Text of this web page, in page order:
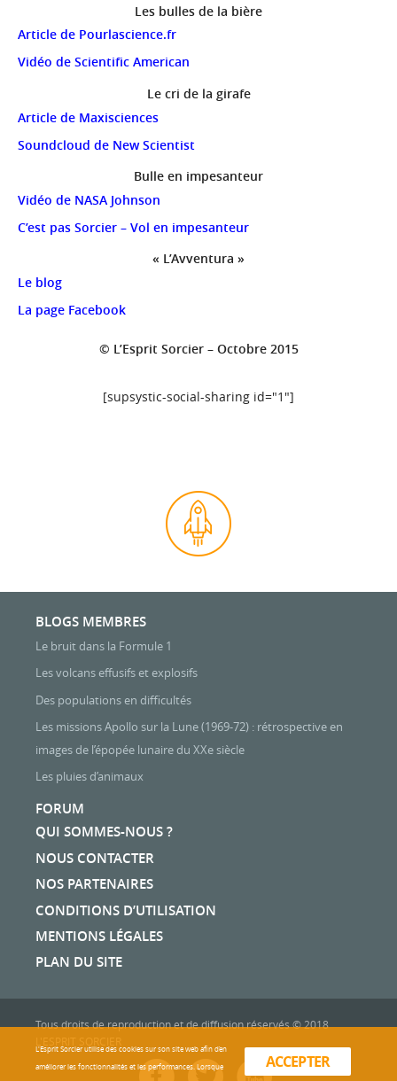
Les bulles de la bière
Article de Pourlascience.fr
Vidéo de Scientific American
Le cri de la girafe
Article de Maxisciences
Soundcloud de New Scientist
Bulle en impesanteur
Vidéo de NASA Johnson
C’est pas Sorcier – Vol en impesanteur
« L’Avventura »
Le blog
La page Facebook
© L’Esprit Sorcier – Octobre 2015
[supsystic-social-sharing id="1"]
BLOGS MEMBRES
Le bruit dans la Formule 1
Les volcans effusifs et explosifs
Des populations en difficultés
Les missions Apollo sur la Lune (1969-72) : rétrospective en
images de l’épopée lunaire du XXe siècle
Les pluies d’animaux
FORUM
QUI SOMMES-NOUS ?
NOUS CONTACTER
NOS PARTENAIRES
CONDITIONS D’UTILISATION
MENTIONS LÉGALES
PLAN DU SITE
Tous droits de reproduction et de diffusion réservés © 2018
ACCEPTER
L'Esprit Sorcier utilise des cookies sur son site web afin d’en
améliorer les fonctionnalités et les performances. Lorsque